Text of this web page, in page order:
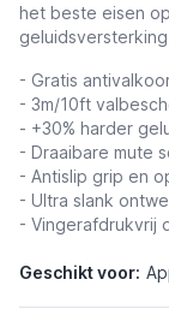
het beste eisen
- Gratis
- 3m/10ft
- +30% harder
- Draaibare mute
- Antislip grip en
- Ultra slank
- Vingerafdrukvrij
Geschikt voor: